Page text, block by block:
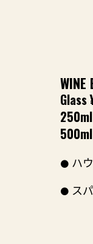
WINE
Glass
250ml
500ml
ハ
ス